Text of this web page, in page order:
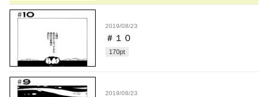
2019/08/23
＃１０
170pt
2019/08/23